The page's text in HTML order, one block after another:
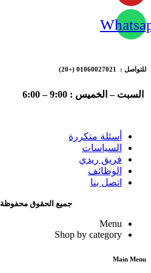
للتواصل : 01060027021 (+20)
السبت – الخميس : 9:00 – 6:00
أسئلة متكررة
السياسات
فريق ريدي
الوظائف
اتصل بنا
جميع الحقوق محفوظة 2023_ ريدي
Menu
Shop by category
Main Menu